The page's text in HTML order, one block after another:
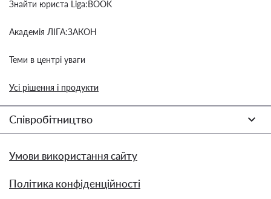
Знайти юриста Liga:BOOK
Академія ЛІГА:ЗАКОН
Теми в центрі уваги
Усі рішення і продукти
Співробітництво
Умови використання сайту
Політика конфіденційності